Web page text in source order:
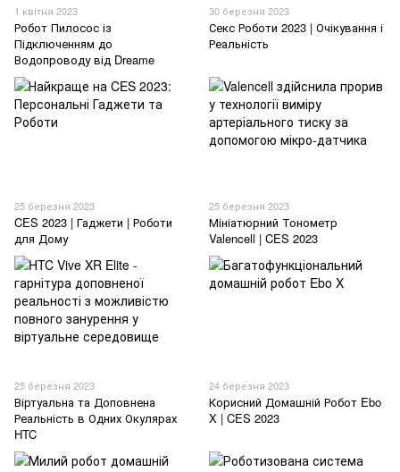
1 квітня 2023
Робот Пилосос із
Підключенням до
Водопроводу від Dreame
30 березня 2023
Секс Роботи 2023 | Очікування і
Реальність
25 березня 2023
CES 2023 | Гаджети | Роботи
для Дому
25 березня 2023
Мініатюрний Тонометр
Valencell | CES 2023
25 березня 2023
Віртуальна та Доповнена
Реальність в Одних Окулярах
HTC
24 березня 2023
Корисний Домашній Робот Ebo
X | CES 2023